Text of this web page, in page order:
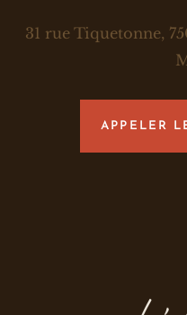
31 rue Tiquetonne,
APPELER